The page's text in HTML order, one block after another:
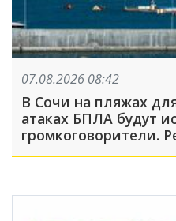
07.08.2026 08:42
В Сочи на пляжах
атаках БПЛА будут
громкоговорители.
где не слышно